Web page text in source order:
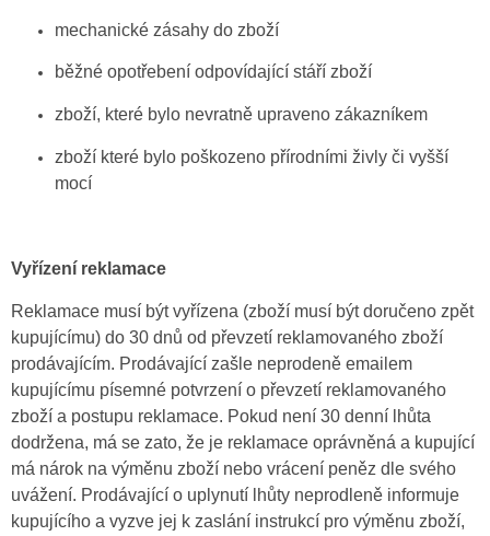
mechanické zásahy do zboží
běžné opotřebení odpovídající stáří zboží
zboží, které bylo nevratně upraveno zákazníkem
zboží které bylo poškozeno přírodními živly či vyšší
mocí
Vyřízení reklamace
Reklamace musí být vyřízena (zboží musí být doručeno zpět
kupujícímu) do 30 dnů od převzetí reklamovaného zboží
prodávajícím. Prodávající zašle neprodeně emailem
kupujícímu písemné potvrzení o převzetí reklamovaného
zboží a postupu reklamace. Pokud není 30 denní lhůta
dodržena, má se zato, že je reklamace oprávněná a kupující
má nárok na výměnu zboží nebo vrácení peněz dle svého
uvážení. Prodávající o uplynutí lhůty neprodleně informuje
kupujícího a vyzve jej k zaslání instrukcí pro výměnu zboží,